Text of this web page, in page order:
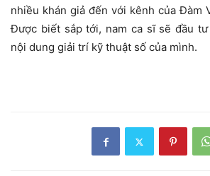
nhiều khán giả đến với kênh của Đàm
Được biết sắp tới, nam ca sĩ sẽ đầu
nội dung giải trí kỹ thuật số của mình.